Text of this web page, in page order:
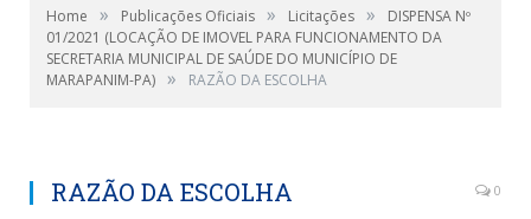
Home » Publicações Oficiais » Licitações »
DISPENSA Nº
01/2021 (LOCAÇÃO DE IMOVEL PARA FUNCIONAMENTO DA
SECRETARIA MUNICIPAL DE SAÚDE DO MUNICÍPIO DE
MARAPANIM-PA) » RAZÃO DA ESCOLHA
RAZÃO DA ESCOLHA 0